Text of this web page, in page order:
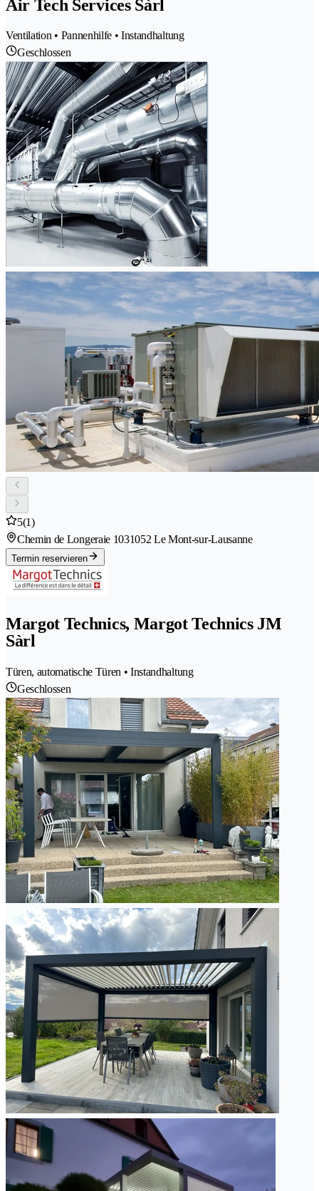
Air Tech Services Sàrl
Ventilation • Pannenhilfe • Instandhaltung
Geschlossen
5(1)
Chemin de Longeraie 1031052 Le Mont-sur-Lausanne
Termin reservieren
Margot Technics, Margot Technics JM
Sàrl
Türen, automatische Türen • Instandhaltung
Geschlossen